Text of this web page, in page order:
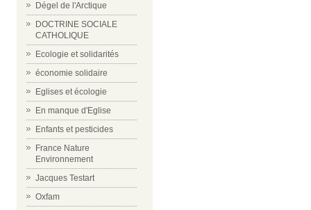
Dégel de l'Arctique
DOCTRINE SOCIALE
CATHOLIQUE
Ecologie et solidarités
économie solidaire
Eglises et écologie
En manque d'Eglise
Enfants et pesticides
France Nature
Environnement
Jacques Testart
Oxfam